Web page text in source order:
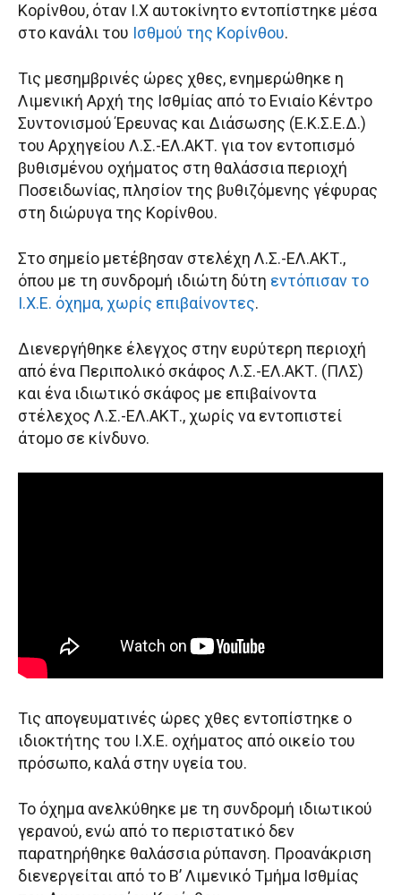
Κορίνθου, όταν Ι.Χ αυτοκίνητο εντοπίστηκε μέσα
στο κανάλι του Ισθμού της Κορίνθου.
Τις μεσημβρινές ώρες χθες, ενημερώθηκε η
Λιμενική Αρχή της Ισθμίας από το Ενιαίο Κέντρο
Συντονισμού Έρευνας και Διάσωσης (Ε.Κ.Σ.Ε.Δ.)
του Αρχηγείου Λ.Σ.-ΕΛ.ΑΚΤ. για τον εντοπισμό
βυθισμένου οχήματος στη θαλάσσια περιοχή
Ποσειδωνίας, πλησίον της βυθιζόμενης γέφυρας
στη διώρυγα της Κορίνθου.
Στο σημείο μετέβησαν στελέχη Λ.Σ.-ΕΛ.ΑΚΤ.,
όπου με τη συνδρομή ιδιώτη δύτη εντόπισαν το
Ι.Χ.Ε. όχημα, χωρίς επιβαίνοντες.
Διενεργήθηκε έλεγχος στην ευρύτερη περιοχή
από ένα Περιπολικό σκάφος Λ.Σ.-ΕΛ.ΑΚΤ. (ΠΛΣ)
και ένα ιδιωτικό σκάφος με επιβαίνοντα
στέλεχος Λ.Σ.-ΕΛ.ΑΚΤ., χωρίς να εντοπιστεί
άτομο σε κίνδυνο.
Τις απογευματινές ώρες χθες εντοπίστηκε ο
ιδιοκτήτης του Ι.Χ.Ε. οχήματος από οικείο του
πρόσωπο, καλά στην υγεία του.
Το όχημα ανελκύθηκε με τη συνδρομή ιδιωτικού
γερανού, ενώ από το περιστατικό δεν
παρατηρήθηκε θαλάσσια ρύπανση. Προανάκριση
διενεργείται από το Β’ Λιμενικό Τμήμα Ισθμίας